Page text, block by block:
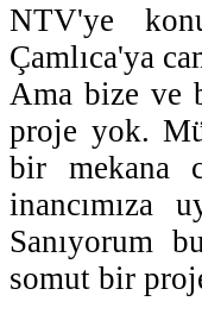
NTV'ye
Çamlıca'ya
Ama bize ve
proje yok.
bir mekana
inancımıza
Sanıyorum
somut bir